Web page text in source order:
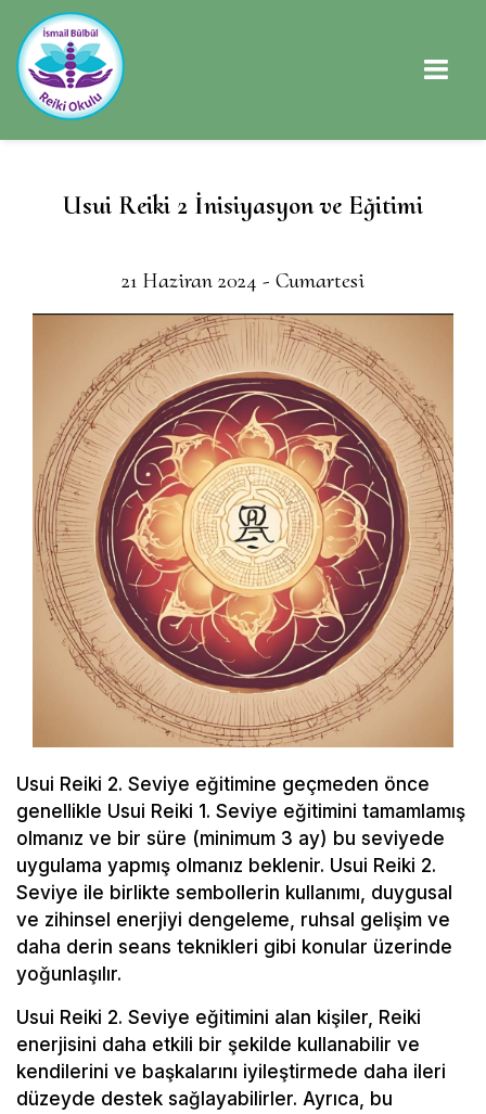
Usui Reiki 2 İnisiyasyon ve Eğitimi
21 Haziran 2024 - Cumartesi
Usui Reiki 2. Seviye eğitimine geçmeden önce
genellikle Usui Reiki 1. Seviye eğitimini tamamlamış
olmanız ve bir süre (minimum 3 ay) bu seviyede
uygulama yapmış olmanız beklenir. Usui Reiki 2.
Seviye ile birlikte sembollerin kullanımı, duygusal
ve zihinsel enerjiyi dengeleme, ruhsal gelişim ve
daha derin seans teknikleri gibi konular üzerinde
yoğunlaşılır.
Usui Reiki 2. Seviye eğitimini alan kişiler, Reiki
enerjisini daha etkili bir şekilde kullanabilir ve
kendilerini ve başkalarını iyileştirmede daha ileri
düzeyde destek sağlayabilirler. Ayrıca, bu